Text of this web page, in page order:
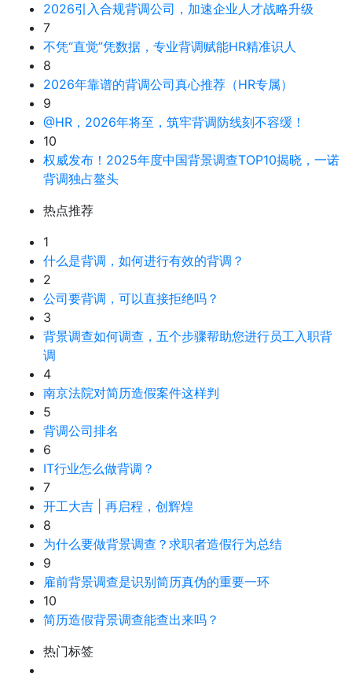
2026引入合规背调公司，加速企业人才战略升级
7
不凭“直觉”凭数据，专业背调赋能HR精准识人
8
2026年靠谱的背调公司真心推荐（HR专属）
9
@HR，2026年将至，筑牢背调防线刻不容缓！
10
权威发布！2025年度中国背景调查TOP10揭晓，一诺
背调独占鳌头
热点推荐
1
什么是背调，如何进行有效的背调？
2
公司要背调，可以直接拒绝吗？
3
背景调查如何调查，五个步骤帮助您进行员工入职背
调
4
南京法院对简历造假案件这样判
5
背调公司排名
6
IT行业怎么做背调？
7
开工大吉 | 再启程，创辉煌
8
为什么要做背景调查？求职者造假行为总结
9
雇前背景调查是识别简历真伪的重要一环
10
简历造假背景调查能查出来吗？
热门标签